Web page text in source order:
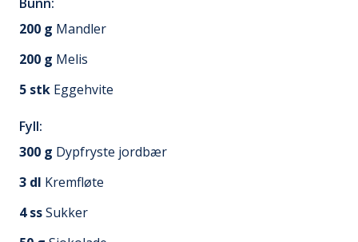
200 g Mandler
200 g Melis
5 stk Eggehvite
Fyll:
300 g Dypfryste jordbær
3 dl Kremfløte
4 ssSukker